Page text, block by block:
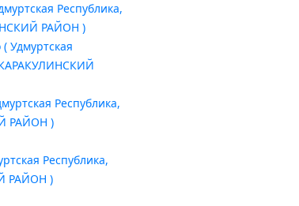
Республика,
РАЙОН )
Удмуртская
КАРАКУЛИНСКИЙ
Республика,
РАЙОН )
Республика,
РАЙОН )